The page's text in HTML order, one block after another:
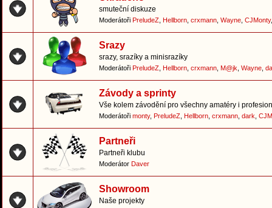
smuteční diskuze
Moderátoři PreludeZ Hellborn crxmann Wayne CJMonty
Srazy
srazy, srazíky a minisrazíky
Moderátoři PreludeZ Hellborn crxmann M@jk Wayne
Závody a sprinty
Vše kolem závodění pro všechny amatéry i
Moderátoři monty, PreludeZ Hellborn crxmann dark
Partneři
Partneři klubu
Moderátor Daver
Showroom
Naše projekty